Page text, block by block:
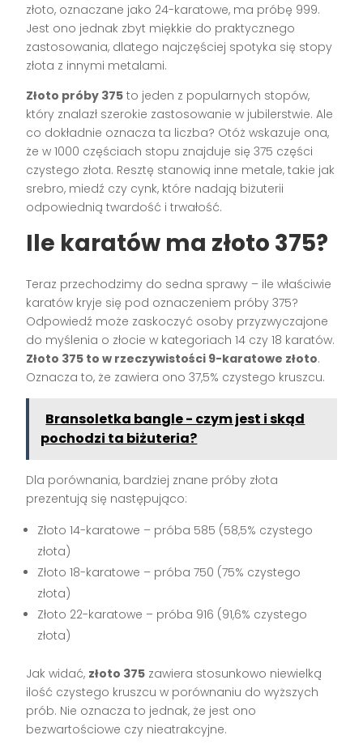
złoto, oznaczane jako 24-karatowe, ma próbę 999.
Jest ono jednak zbyt miękkie do praktycznego
zastosowania, dlatego najczęściej spotyka się stopy
złota z innymi metalami.
Złoto próby 375 to jeden z popularnych stopów,
który znalazł szerokie zastosowanie w jubilerstwie. Ale
co dokładnie oznacza ta liczba? Otóż wskazuje ona,
że w 1000 częściach stopu znajduje się 375 części
czystego złota. Resztę stanowią inne metale, takie jak
srebro, miedź czy cynk, które nadają biżuterii
odpowiednią twardość i trwałość.
Ile karatów ma złoto 375?
Teraz przechodzimy do sedna sprawy – ile właściwie
karatów kryje się pod oznaczeniem próby 375?
Odpowiedź może zaskoczyć osoby przyzwyczajone
do myślenia o złocie w kategoriach 14 czy 18 karatów.
Złoto 375 to w rzeczywistości 9-karatowe złoto.
Oznacza to, że zawiera ono 37,5% czystego kruszcu.
Bransoletka bangle - czym jest i skąd
pochodzi ta biżuteria?
Dla porównania, bardziej znane próby złota
prezentują się następująco:
Złoto 14-karatowe – próba 585 (58,5% czystego
złota)
Złoto 18-karatowe – próba 750 (75% czystego
złota)
Złoto 22-karatowe – próba 916 (91,6% czystego
złota)
Jak widać, złoto 375 zawiera stosunkowo niewielką
ilość czystego kruszcu w porównaniu do wyższych
prób. Nie oznacza to jednak, że jest ono
bezwartościowe czy nieatrakcyjne.